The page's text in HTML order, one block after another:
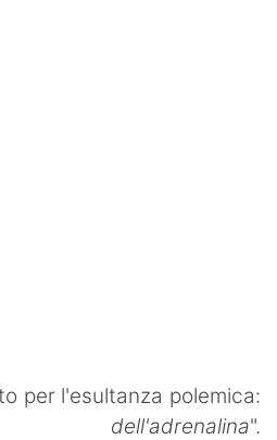
per l'esultanza polemica:
".